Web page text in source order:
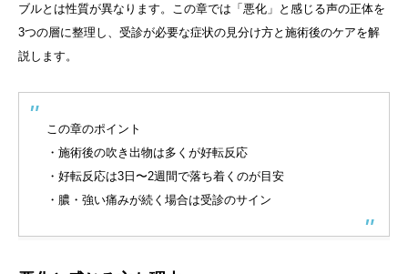
ブルとは性質が異なります。この章では「悪化」と感じる声の正体を
3つの層に整理し、受診が必要な症状の見分け方と施術後のケアを解
説します。
この章のポイント
・施術後の吹き出物は多くが好転反応
・好転反応は3日〜2週間で落ち着くのが目安
・膿・強い痛みが続く場合は受診のサイン